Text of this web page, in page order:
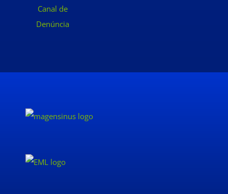
Canal de
Denúncia